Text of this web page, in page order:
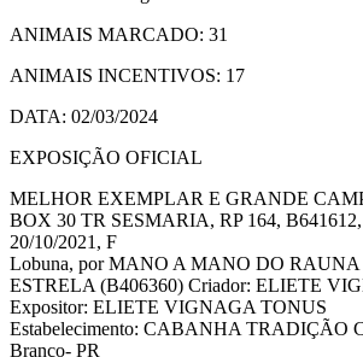
ANIMAIS MARCADO: 31
ANIMAIS INCENTIVOS: 17
DATA: 02/03/2024
EXPOSIÇÃO OFICIAL
MELHOR EXEMPLAR E GRANDE
BOX 30 TR SESMARIA, RP 164,
20/10/2021, F
Lobuna, por MANO A MANO DO RAUNA
ESTRELA (B406360) Criador: ELIETE
Expositor: ELIETE VIGNAGA TONUS
Estabelecimento: CABANHA TRADIÇÃO
Branco- PR